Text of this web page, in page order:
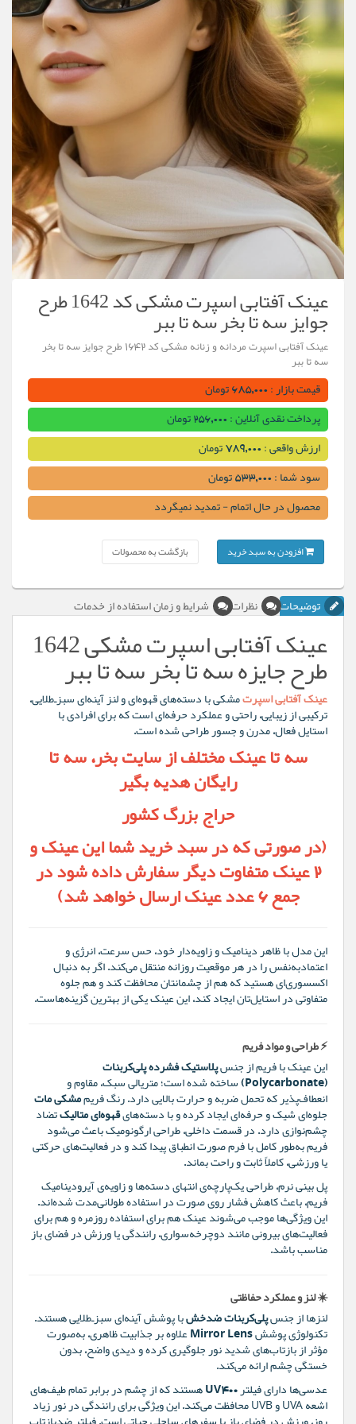
عینک آفتابی اسپرت مشکی کد 1642 طرح
جوایز سه تا بخر سه تا ببر
عینک آفتابی اسپرت مردانه و زنانه مشکی کد 1642 طرح جوایز سه تا بخر
سه تا ببر
قیمت بازار : 685,000 تومان
پرداخت نقدی آنلاین : 256,000 تومان
ارزش واقعی : 789,000 تومان
سود شما : 533,000 تومان
محصول در حال اتمام - تمدید نمیگردد
افزودن به سبد خرید بازگشت به محصولات
توضیحات نظرات شرایط و زمان استفاده از خدمات
عینک آفتابی اسپرت مشکی 1642
طرح جایزه سه تا بخر سه تا ببر
عینک آفتابی اسپرت مشکی با دسته‌های قهوه‌ای و لنز آینه‌ای سبز‌ـ‌طلایی،
ترکیبی از زیبایی، راحتی و عملکرد حرفه‌ای است که برای افرادی با
استایل فعال، مدرن و جسور طراحی شده است.
سه تا عینک مختلف از سایت بخر، سه تا
رایگان هدیه بگیر
حراج بزرگ کشور
(در صورتی که در سبد خرید شما این عینک و
2 عینک متفاوت دیگر سفارش داده شود در
جمع 6 عدد عینک ارسال خواهد شد)
این مدل با ظاهر دینامیک و زاویه‌دار خود، حس سرعت، انرژی و
اعتمادبه‌نفس را در هر موقعیت روزانه منتقل می‌کند. اگر به دنبال
اکسسوری‌ای هستید که هم از چشمانتان محافظت کند و هم جلوه
متفاوتی در استایل‌تان ایجاد کند، این عینک یکی از بهترین گزینه‌هاست.
⚡ طراحی و مواد فریم
این عینک با فریم از جنسپلاستیک فشرده پلی‌کربنات
(Polycarbonate)
ساخته شده است؛ متریالی سبک، مقاوم و
انعطاف‌پذیر که تحمل ضربه و حرارت بالایی دارد. رنگ فریممشکی مات
جلوه‌ای شیک و حرفه‌ای ایجاد کرده و با دسته‌هایقهوه‌ای متالیک تضاد
چشم‌نوازی دارد. در قسمت داخلی، طراحی ارگونومیک باعث می‌شود
فریم به‌طور کامل با فرم صورت انطباق پیدا کند و در فعالیت‌های حرکتی
یا ورزشی، کاملاً ثابت و راحت بماند.
پل بینی نرم، طراحی یک‌پارچه‌ی انتهای دسته‌ها و زاویه‌ی آیرودینامیک
فریم، باعث کاهش فشار روی صورت در استفاده طولانی‌مدت شده‌اند.
این ویژگی‌ها موجب می‌شوند عینک هم برای استفاده روزمره و هم برای
فعالیت‌های بیرونی مانند دوچرخه‌سواری، رانندگی یا ورزش در فضای باز
مناسب باشد.
☀️ لنز و عملکرد حفاظتی
لنزها از جنسپلی‌کربنات ضدخش با پوشش آینه‌ای سبز‌ـ‌طلایی هستند.
تکنولوژی پوشش Mirror Lens علاوه بر جذابیت ظاهری، به‌صورت
مؤثر از بازتاب‌های شدید نور جلوگیری کرده و دیدی واضح، بدون
خستگی چشم ارائه می‌کند.
عدسی‌ها دارای فیلتر UV400 هستند که از چشم در برابر تمام طیف‌های
اشعه UVA و UVB محافظت می‌کند. این ویژگی برای رانندگی در نور زیاد